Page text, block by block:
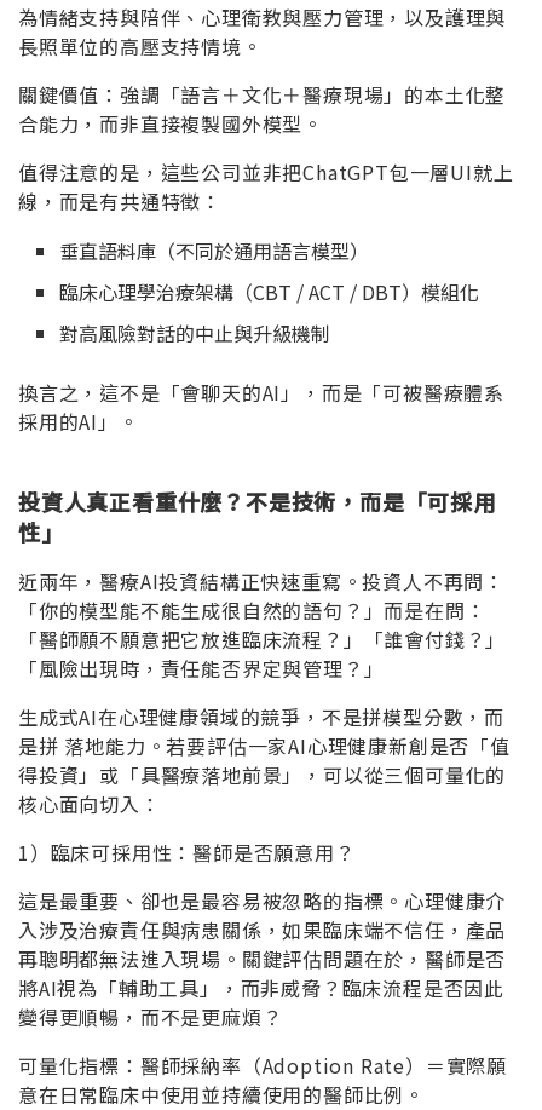
為情緒支持與陪伴、心理衛教與壓力管理，以及護理與
長照單位的高壓支持情境。
關鍵價值：強調「語言＋文化＋醫療現場」的本土化整
合能力，而非直接複製國外模型。
值得注意的是，這些公司並非把ChatGPT包一層UI就上
線，而是有共通特徵：
垂直語料庫（不同於通用語言模型）
臨床心理學治療架構（CBT / ACT / DBT）模組化
對高風險對話的中止與升級機制
換言之，這不是「會聊天的AI」，而是「可被醫療體系
採用的AI」。
投資人真正看重什麼？不是技術，而是「可採用
性」
近兩年，醫療AI投資結構正快速重寫。投資人不再問：
「你的模型能不能生成很自然的語句？」而是在問：
「醫師願不願意把它放進臨床流程？」「誰會付錢？」
「風險出現時，責任能否界定與管理？」
生成式AI在心理健康領域的競爭，不是拼模型分數，而
是拼 落地能力。若要評估一家AI心理健康新創是否「值
得投資」或「具醫療落地前景」，可以從三個可量化的
核心面向切入：
1）臨床可採用性：醫師是否願意用？
這是最重要、卻也是最容易被忽略的指標。心理健康介
入涉及治療責任與病患關係，如果臨床端不信任，產品
再聰明都無法進入現場。關鍵評估問題在於，醫師是否
將AI視為「輔助工具」，而非威脅？臨床流程是否因此
變得更順暢，而不是更麻煩？
可量化指標：醫師採納率（Adoption Rate）＝實際願
意在日常臨床中使用並持續使用的醫師比例。